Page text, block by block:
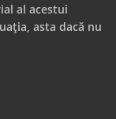
al acestui
asta dacă nu